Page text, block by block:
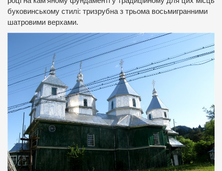
буковинському стилі: тризрубна з трьома восьмигранними
шатровими верхами.